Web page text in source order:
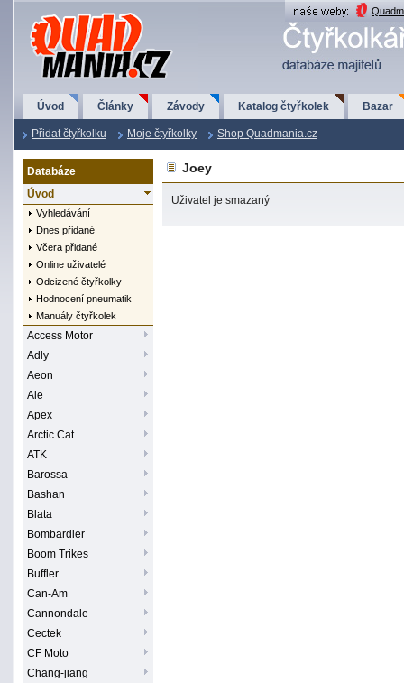
QuadMania.cz
Úvod Články Závody Katalog čtyřkolek Bazar
Přidat čtyřkolku Moje čtyřkolky Shop Quadmania.cz
Databáze
Úvod
Vyhledávání
Dnes přidané
Včera přidané
Online uživatelé
Odcizené čtyřkolky
Hodnocení pneumatik
Manuály čtyřkolek
Access Motor
Adly
Aeon
Aie
Apex
Arctic Cat
ATK
Barossa
Bashan
Blata
Bombardier
Boom Trikes
Buffler
Can-Am
Cannondale
Cectek
CF Moto
Chang-jiang
Joey
Uživatel je smazaný